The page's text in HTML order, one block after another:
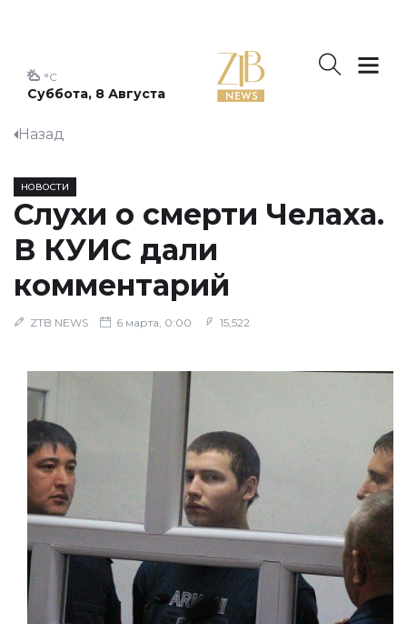
Суббота, 8 Августа
°C
Назад
НОВОСТИ
Слухи о смерти Челаха.
В КУИС дали
комментарий
ZTB NEWS 6 марта, 0:00 15,522